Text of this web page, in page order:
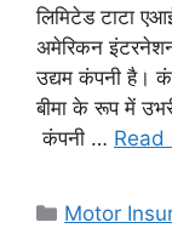
लिमिटेड टाटा
अमेरिकन
उद्यम कंपनी है।
बीमा के रूप में
कंपनी … Read
Categories
Motor